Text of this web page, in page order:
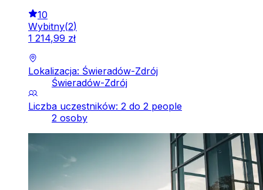
10
Wybitny(2)
1 214,99 zł
Lokalizacja: Świeradów-Zdrój
Świeradów-Zdrój
Liczba uczestników: 2 do 2 people
2 osoby